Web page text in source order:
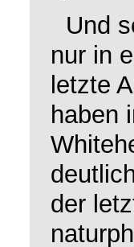
Und
nur in
letzte
haben
der